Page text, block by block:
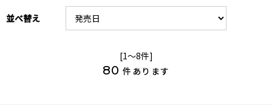
並べ替え
[1～8件]
80 件あります